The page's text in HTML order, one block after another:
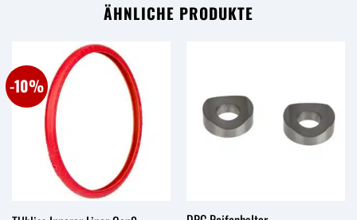
ÄHNLICHE PRODUKTE
-10%